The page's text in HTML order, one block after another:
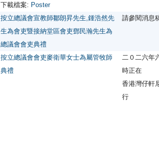
下載檔案: Poster
按立總議會宣教師鄒朗昇先生,鍾浩然先
生為會吏暨接納堂區會吏鄧民瀚先生為
總議會會吏典禮
請參閱消息
按立總議會會吏麥衛華女士為屬管牧師
典禮
二０二六年
時正在
香港灣仔軒
行